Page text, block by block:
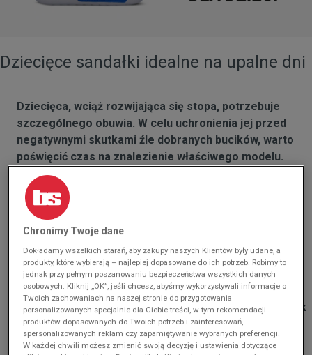
Dziecięce sandałki idealne na upalne dni
Dziecięca, wciąż rozwijająca się stopa, potrzebuje
szczególnego obuwia. W celu uchronienia jej przed
negatywnymi skutkami źle dobranych bucików, warto
poświęcić czas na znalezienie właściwego modelu.
Latem, podczas upalnych dni, niezbędne są wygodne,
przewiewne sandały. W przeciwieństwie do
zabudowanych
ustabilizują stopę i pozwolą jej oddychać. Powinny być
wykonane z najlepszych materiałów, o wspierających
konstrukcjach, utrzymane w zachwycającej
kolorystyce, która sprosta wymaganiom każdego
malucha. Dobrze dobrane zapewnią maksymalny
komfort i nie dopuszczą do powstawania otarć. Jednak
jak w natłoku propozycji znaleźć te idealne?
Chronimy Twoje dane
Dokładamy wszelkich starań, aby zakupy naszych Klientów były udane, a
produkty, które wybierają – najlepiej dopasowane do ich potrzeb. Robimy to
jednak przy pełnym poszanowaniu bezpieczeństwa wszystkich danych
osobowych. Kliknij „OK”, jeśli chcesz, abyśmy wykorzystywali informacje o
Twoich zachowaniach na naszej stronie do przygotowania
personalizowanych specjalnie dla Ciebie treści, w tym rekomendacji
produktów dopasowanych do Twoich potrzeb i zainteresowań,
spersonalizowanych reklam czy zapamiętywanie wybranych preferencji.
W każdej chwili możesz zmienić swoją decyzję i ustawienia dotyczące